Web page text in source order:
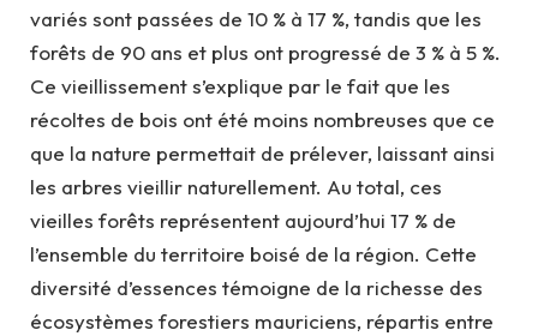
variés sont passées de 10 % à 17 %, tandis que les
forêts de 90 ans et plus ont progressé de 3 % à 5 %.
Ce vieillissement s’explique par le fait que les
récoltes de bois ont été moins nombreuses que ce
que la nature permettait de prélever, laissant ainsi
les arbres vieillir naturellement. Au total, ces
vieilles forêts représentent aujourd’hui 17 % de
l’ensemble du territoire boisé de la région. Cette
diversité d’essences témoigne de la richesse des
écosystèmes forestiers mauriciens, répartis entre